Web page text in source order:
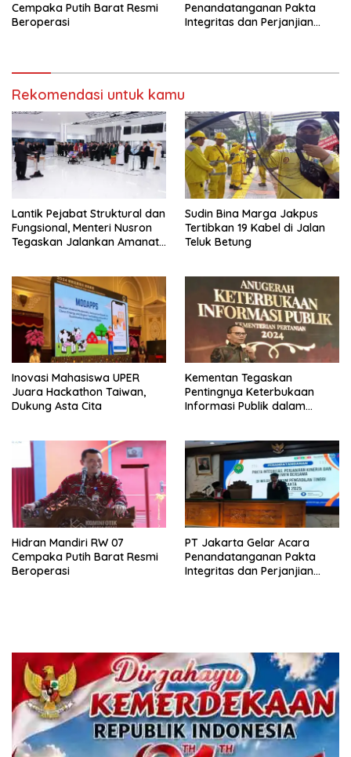
Cempaka Putih Barat Resmi
Beroperasi
Penandatanganan Pakta
Integritas dan Perjanjian
Rekomendasi untuk kamu
Lantik Pejabat Struktural dan
Fungsional, Menteri Nusron
Tegaskan Jalankan Amanat
Sudin Bina Marga Jakpus
Tertibkan 19 Kabel di Jalan
Teluk Betung
Inovasi Mahasiswa UPER
Juara Hackathon Taiwan,
Dukung Asta Cita
Kementan Tegaskan
Pentingnya Keterbukaan
Informasi Publik dalam
Hidran Mandiri RW 07
Cempaka Putih Barat Resmi
Beroperasi
PT Jakarta Gelar Acara
Penandatanganan Pakta
Integritas dan Perjanjian